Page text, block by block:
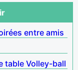
entre amis
tableVolley-ball